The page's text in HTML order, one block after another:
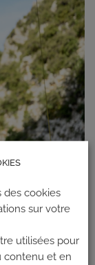
fermés.
des cookies
sur votre
utilisées pour
contenu et en